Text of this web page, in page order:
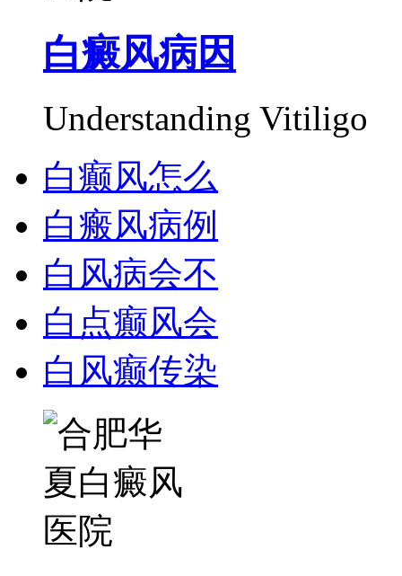
白癜风病因
Understanding Vitiligo
白癫风怎么
白瘢风病例
白风病会不
白点癫风会
白风癫传染